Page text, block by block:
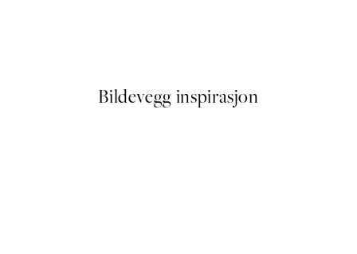
Bildevegg inspirasjon